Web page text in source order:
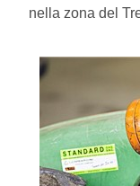
nella zona del